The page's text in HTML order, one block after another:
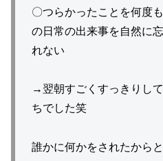
〇つらかったことを何度
の日常の出来事を自然に
れない
→翌朝すごくすっきりし
ちでした笑
誰かに何かをされたから